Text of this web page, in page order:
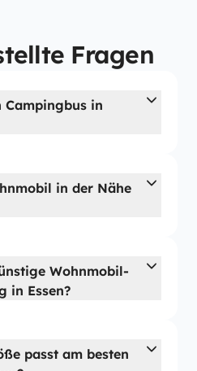
Fragen
Campingbus in
in der Nähe
Wohnmobil-
in Essen?
passt am besten